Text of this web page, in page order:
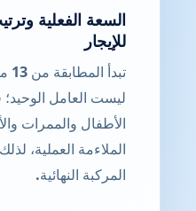
للإيجار
ليست العامل
الأطفال والممرات
الملاءمة العملية،
المركبة النهائية.